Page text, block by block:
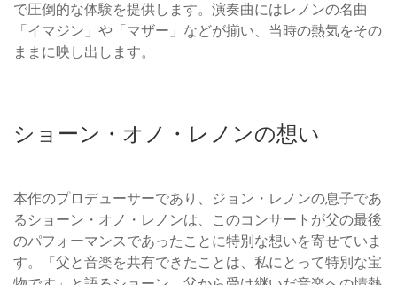
で圧倒的な体験を提供します。演奏曲にはレノンの名曲
「イマジン」や「マザー」などが揃い、当時の熱気をその
ままに映し出します。
ショーン・オノ・レノンの想い
本作のプロデューサーであり、ジョン・レノンの息子であ
るショーン・オノ・レノンは、このコンサートが父の最後
のパフォーマンスであったことに特別な想いを寄せていま
す。「父と音楽を共有できたことは、私にとって特別な宝